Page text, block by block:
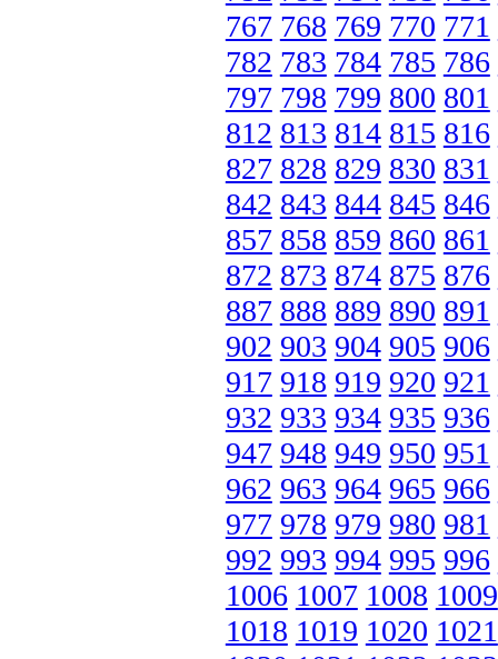
767 768 769 770 771
782 783 784 785 786
797 798 799 800 801
812 813 814 815 816
827 828 829 830 831
842 843 844 845 846
857 858 859 860 861
872 873 874 875 876
887 888 889 890 891
902 903 904 905 906
917 918 919 920 921
932 933 934 935 936
947 948 949 950 951
962 963 964 965 966
977 978 979 980 981
992 993 994 995 996
1006 1007 1008 1009
1018 1019 1020 1021